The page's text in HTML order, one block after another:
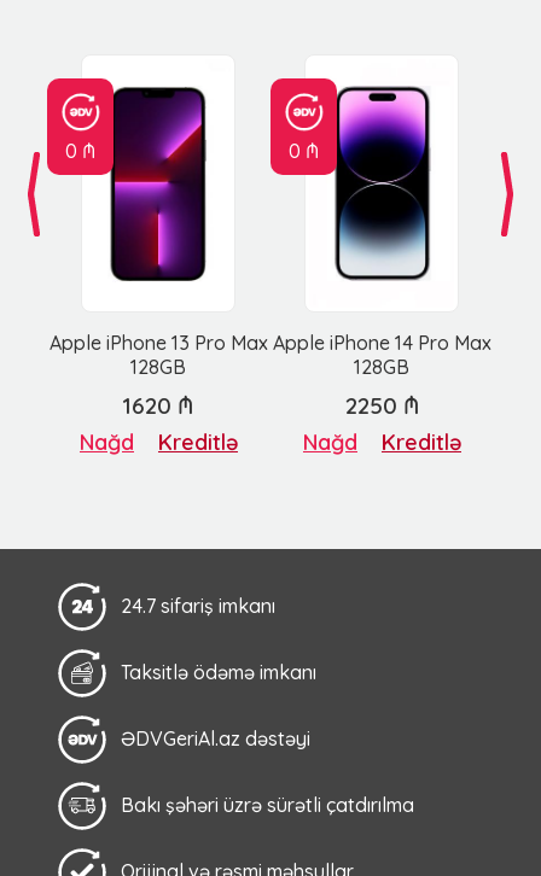
0 ₼
Apple iPhone 13 Pro Max
128GB
0 ₼
Apple iPhone 14 Pro Max
128GB
1620 ₼
Nağd Kreditlə
2250 ₼
Nağd Kreditlə
24.7 sifariş imkanı
Taksitlə ödəmə imkanı
ƏDVGeriAl.az dəstəyi
Bakı şəhəri üzrə sürətli çatdırılma